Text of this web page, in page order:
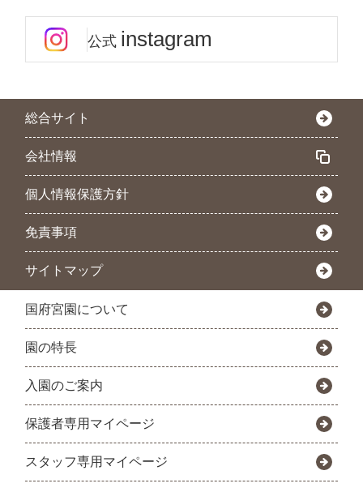
公式 instagram
総合サイト
会社情報
個人情報保護方針
免責事項
サイトマップ
国府宮園について
園の特長
入園のご案内
保護者専用マイページ
スタッフ専用マイページ